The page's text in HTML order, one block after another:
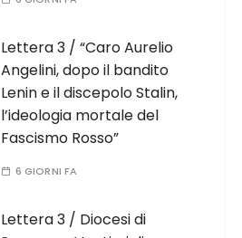
Lettera 3 / “Caro Aurelio
Angelini, dopo il bandito
Lenin e il discepolo Stalin,
l’ideologia mortale del
Fascismo Rosso”
6 GIORNI FA
Lettera 3 / Diocesi di